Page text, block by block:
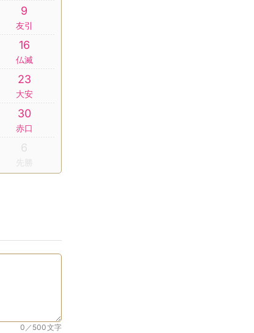
9
友引
16
仏滅
23
大安
30
赤口
6
先勝
0／500文字